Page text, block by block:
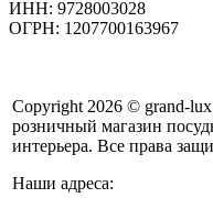
ИНН: 9728003028
ОГРН: 1207700163967
Copyright 2026 © grand-
розничный магазин
интерьера. Все права
Наши адреса: